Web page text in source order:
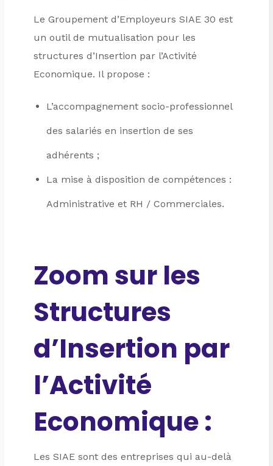
Le Groupement d’Employeurs SIAE 30 est
un outil de mutualisation pour les
structures d’Insertion par l’Activité
Economique. Il propose :
L’accompagnement socio-professionnel
des salariés en insertion de ses
adhérents ;
La mise à disposition de compétences :
Administrative et RH / Commerciales.
Zoom sur les
Structures
d’Insertion par
l’Activité
Economique :
Les SIAE sont des entreprises qui au-delà